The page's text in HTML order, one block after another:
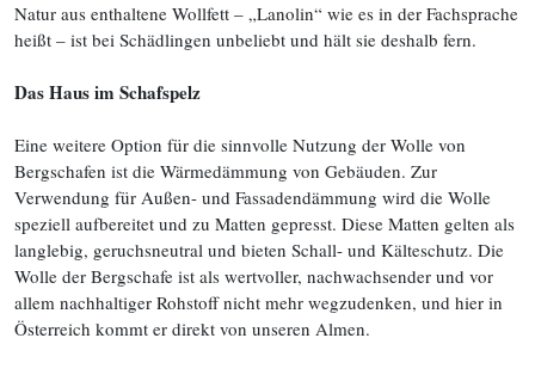
Natur aus enthaltene Wollfett – „Lanolin“ wie es in der Fachsprache
heißt – ist bei Schädlingen unbeliebt und hält sie deshalb fern.
Das Haus im Schafspelz
Eine weitere Option für die sinnvolle Nutzung der Wolle von
Bergschafen ist die Wärmedämmung von Gebäuden. Zur
Verwendung für Außen- und Fassadendämmung wird die Wolle
speziell aufbereitet und zu Matten gepresst. Diese Matten gelten als
langlebig, geruchsneutral und bieten Schall- und Kälteschutz. Die
Wolle der Bergschafe ist als wertvoller, nachwachsender und vor
allem nachhaltiger Rohstoff nicht mehr wegzudenken, und hier in
Österreich kommt er direkt von unseren Almen.